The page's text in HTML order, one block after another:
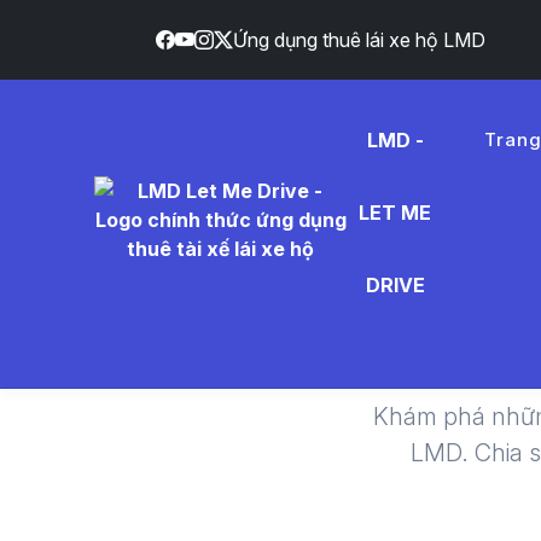
Ứng dụng thuê lái xe hộ LMD
LMD -
LET ME
DRIVE
Khám phá
LMD. Chia